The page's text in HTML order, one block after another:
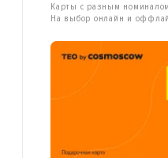
Карты с разным
На выбор онлайн и